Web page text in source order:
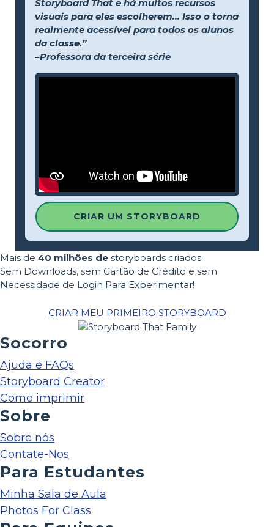
Storyboard That e há muitos recursos
visuais para eles escolherem... Isso o torna
realmente acessível para todos os alunos
da classe.”
–Professora da terceira série
CRIAR UM STORYBOARD
Mais de 40 milhões de storyboards criados.
Sem Downloads, sem Cartão de Crédito e sem
Necessidade de Login Para Experimentar!
CRIAR MEU PRIMEIRO STORYBOARD
Socorro
Ajuda e FAQs
Storyboard Creator
Como imprimir
Sobre
Sobre nós
Contate-Nos
Para Estudantes
Minha Sala de Aula
Photos For Class